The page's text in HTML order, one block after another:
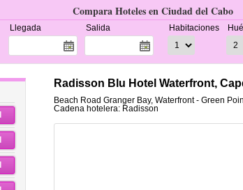
Compara Hoteles en Ciudad del Cabo
Llegada Salida Habitaciones
Radisson Blu Hotel Waterfront,
Beach Road Granger Bay, Waterfront - Green
Cadena hotelera: Radisson